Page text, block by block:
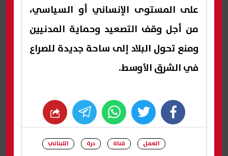
على المستوى الإنساني أو السياسي،
من أجل وقف التصعيد وحماية المدنيين
ومنع تحول البلاد إلى ساحة جديدة للصراع
في الشرق الأوسط.
facebook
twitter
whats
العمل قناة درة
اللبناني